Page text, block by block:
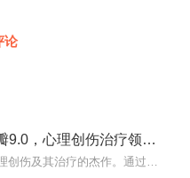
论
身体从未忘记｜豆瓣9.0，心理创伤治疗领域“圣经”｜世界心理创伤治疗大师 巴塞尔·范德考克 集大成之作，卡巴金、清流、樊登、马东推荐！
本书是一部深入探讨心理创伤及其治疗的杰作。通过丰富的案例和最新的科学研究，本书揭示了身体如何记录创伤，并展示了多种治疗创伤的前沿方法和理论，包括心理治疗、药物治...